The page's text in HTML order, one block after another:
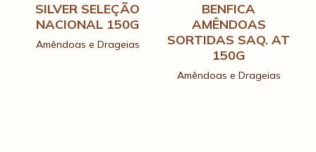
Amêndoas e Drageias
SILVER SELEÇÃO
NACIONAL 150G
Amêndoas e Drageias
BENFICA
AMÊNDOAS
SORTIDAS SAQ. AT
150G